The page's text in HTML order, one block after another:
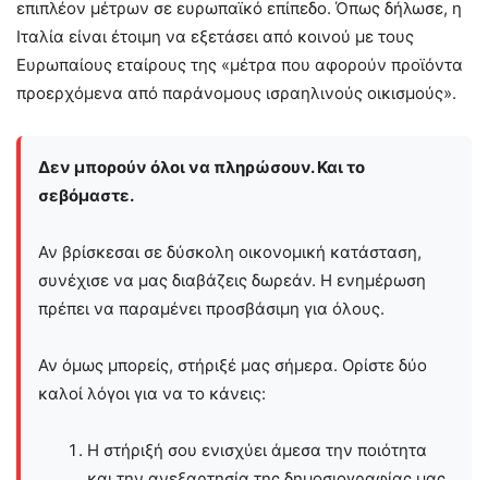
επιπλέον μέτρων σε ευρωπαϊκό επίπεδο. Όπως δήλωσε, η
Ιταλία είναι έτοιμη να εξετάσει από κοινού με τους
Ευρωπαίους εταίρους της «μέτρα που αφορούν προϊόντα
προερχόμενα από παράνομους ισραηλινούς οικισμούς».
Δεν μπορούν όλοι να πληρώσουν. Και το
σεβόμαστε.
Αν βρίσκεσαι σε δύσκολη οικονομική κατάσταση,
συνέχισε να μας διαβάζεις δωρεάν. Η ενημέρωση
πρέπει να παραμένει προσβάσιμη για όλους.
Αν όμως μπορείς, στήριξέ μας σήμερα. Ορίστε δύο
καλοί λόγοι για να το κάνεις:
Η στήριξή σου ενισχύει άμεσα την ποιότητα